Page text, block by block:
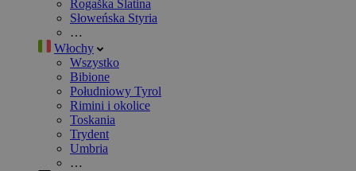
Rogaška Slatina
Słoweńska Styria
…
Włochy
Wszystko
Bibione
Południowy Tyrol
Rimini i okolice
Toskania
Trydent
Umbria
…